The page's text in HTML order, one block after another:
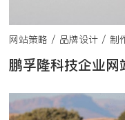
网站策略 / 品牌设计 / 制
鹏孚隆科技企业网